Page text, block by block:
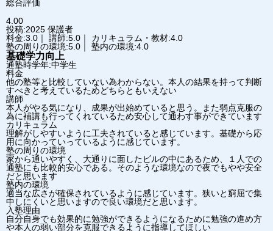
総合評価
4.00
投稿:2025 保護者
料金:3.0｜ 講師:5.0｜ カリキュラム・教材:4.0
塾の周りの環境:5.0｜ 塾内の環境:4.0
基礎学力向上
通塾時学年:中学生
料金
他の塾等と比較していない為わからない。本人の結果を持って判断
すべきと考えているためどちらともいえない
講師
本人がやる気になり、成果が出始めていると思う。また弱点克服の
為に補講も行ってくれているため安心して通わす事ができています
カリキュラム
理解がしやすいように工夫されていると感じています。基礎から応
用に向かっていっているように感じています。
塾の周りの環境
家から通いやすく、大通りに面したビルの中にあるため、１人での
通塾にも比較的安心である。そのような環境なので夜でもやや安全
だと思います
塾内の環境
適当な広さが確保されているように感じています。狭いと窮屈で集
中しにくいと思いますので良い環境だと思います。
入塾理由
自分自身でも効果的に勉強ができるようになるために勉強の進め方
や本人の弱い部分を克服できるように指導してほしい